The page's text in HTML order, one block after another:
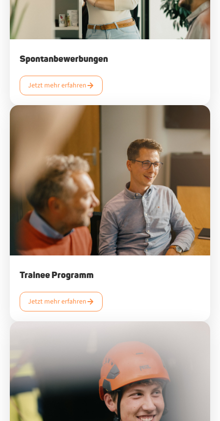
Spontanbewerbungen
Jetzt mehr erfahren
Trainee Programm
Jetzt mehr erfahren